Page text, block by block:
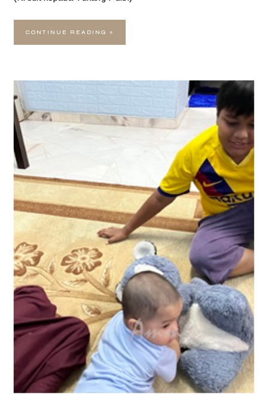
CONTINUE READING »